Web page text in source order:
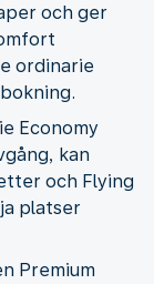
och ger
ordinarie
Economy
kan
och Flying
platser
Premium